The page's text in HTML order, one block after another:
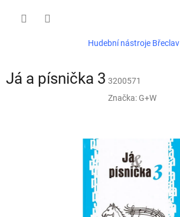
Hudební nástroje Břeclav
Já a písnička 3 3200571
Značka: G+W